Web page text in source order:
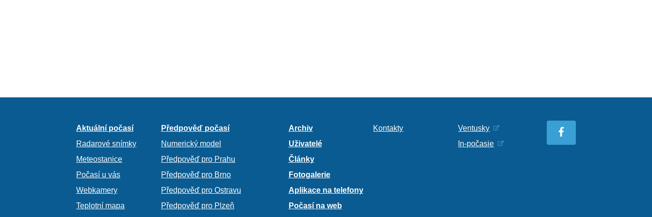
Aktuální počasí
Radarové snímky
Meteostanice
Počasí u vás
Webkamery
Teplotní mapa
Předpověď počasí
Numerický model
Předpověď pro Prahu
Předpověď pro Brno
Předpověď pro Ostravu
Předpověď pro Plzeň
Archiv
Uživatelé
Články
Fotogalerie
Aplikace na telefony
Počasí na web
Kontakty
Ventusky
In-počasie